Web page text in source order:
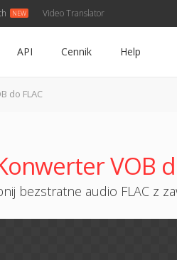
Video Translator
API Cennik Help
do FLAC
VOB
bezstratne audio FLAC z